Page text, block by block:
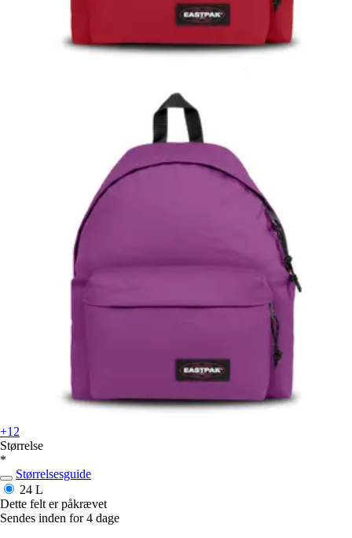
+12
Størrelse
*
Størrelsesguide
24 L
Dette felt er påkrævet
Sendes inden for 4 dage